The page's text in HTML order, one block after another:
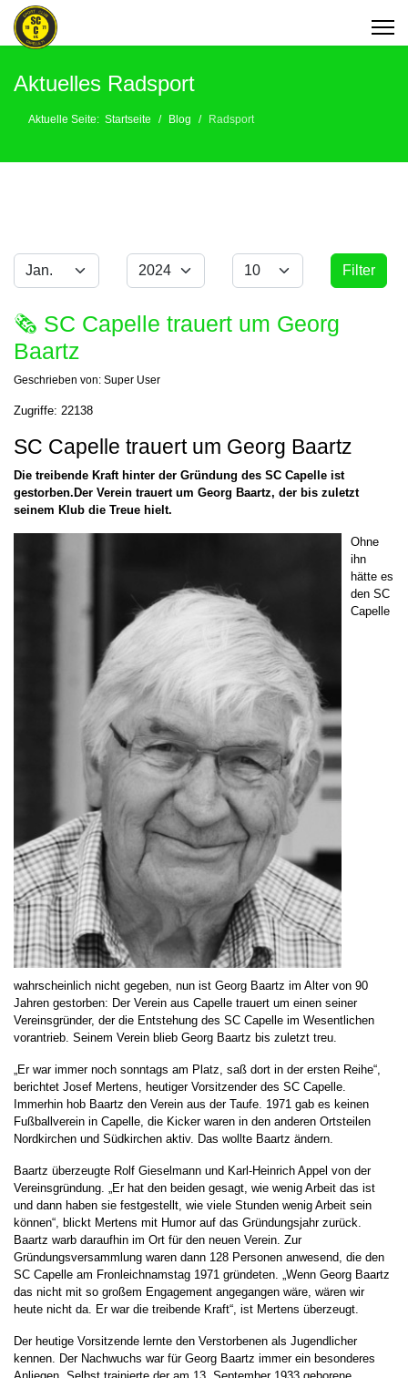
Aktuelles Radsport
Aktuelle Seite: Startseite Blog Radsport
Filter
Monat Jahr Anzeige #
Filter
🗞 SC Capelle trauert um Georg
Baartz
Geschrieben von: Super User
Zugriffe: 22138
SC Capelle trauert um Georg Baartz
Die treibende Kraft hinter der Gründung des SC Capelle ist
gestorben.Der Verein trauert um Georg Baartz, der bis zuletzt
seinem Klub die Treue hielt.
Ohne
ihn
hätte es
den SC
Capelle
wahrscheinlich nicht gegeben, nun ist Georg Baartz im Alter von 90
Jahren gestorben: Der Verein aus Capelle trauert um einen seiner
Vereinsgründer, der die Entstehung des SC Capelle im Wesentlichen
vorantrieb. Seinem Verein blieb Georg Baartz bis zuletzt treu.
„Er war immer noch sonntags am Platz, saß dort in der ersten Reihe“,
berichtet Josef Mertens, heutiger Vorsitzender des SC Capelle.
Immerhin hob Baartz den Verein aus der Taufe. 1971 gab es keinen
Fußballverein in Capelle, die Kicker waren in den anderen Ortsteilen
Nordkirchen und Südkirchen aktiv. Das wollte Baartz ändern.
Baartz überzeugte Rolf Gieselmann und Karl-Heinrich Appel von der
Vereinsgründung. „Er hat den beiden gesagt, wie wenig Arbeit das ist
und dann haben sie festgestellt, wie viele Stunden wenig Arbeit sein
können“, blickt Mertens mit Humor auf das Gründungsjahr zurück.
Baartz warb daraufhin im Ort für den neuen Verein. Zur
Gründungsversammlung waren dann 128 Personen anwesend, die den
SC Capelle am Fronleichnamstag 1971 gründeten. „Wenn Georg Baartz
das nicht mit so großem Engagement angegangen wäre, wären wir
heute nicht da. Er war die treibende Kraft“, ist Mertens überzeugt.
Der heutige Vorsitzende lernte den Verstorbenen als Jugendlicher
kennen. Der Nachwuchs war für Georg Baartz immer ein besonderes